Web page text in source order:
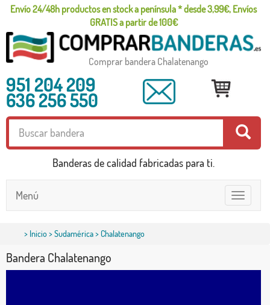
Envío 24/48h productos en stock a península * desde 3,99€, Envíos
GRATIS a partir de 100€
Comprar bandera Chalatenango
951 204 209
636 256 550
Banderas de calidad fabricadas para ti.
Toggle
navigation
Menú
> Inicio>Sudamérica> Chalatenango
Bandera Chalatenango